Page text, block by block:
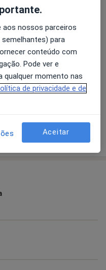
clínica
se destaca a
no Centro de
do Pavimento
Entorses E Distensões
a experiência
aos nossos parceiros
para
conteúdo com
Pode ver e
qualquer momento nas
de privacidade e de
Aceitar